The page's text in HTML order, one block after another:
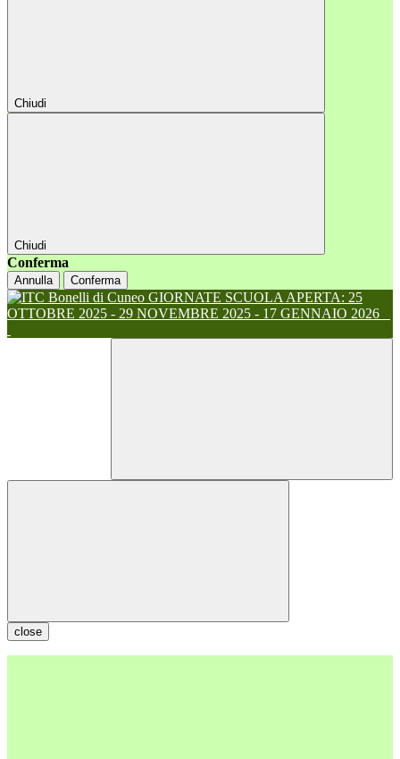
Chiudi
Chiudi
Conferma
Annulla Conferma
GIORNATE SCUOLA APERTA: 25
OTTOBRE 2025 - 29 NOVEMBRE 2025 - 17 GENNAIO 2026
close